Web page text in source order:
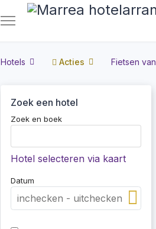
Hotels Acties Fietsen
Zoek een hotel
Zoek en boek
Hotel selecteren via kaart
Datum